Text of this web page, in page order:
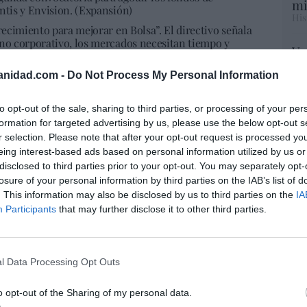
- Do Not Process My Personal Information
opt-out of the sale, sharing to third parties, or processing of your
for targeted advertising by us, please use the below opt-out
selection. Please note that after your opt-out request is processed
interest-based ads based on personal information utilized by us
to third parties prior to your opt-out. You may separately
of your personal information by third parties on the IAB’s list of
This information may also be disclosed by us to third parties on the
Participants that may further disclose it to other third parties.
Data Processing Opt Outs
opt-out of the Sharing of my personal data.
y Envision. (Expansión)
para mejorar en Bolsa”. El directivo señala
corporativo, los mercados necesitan tiempo y
de crecimiento. (Expasión)
dividendos en la banca enfrenta a los
Corte Inglés de la man de al Thani.
en 2023.
al marco de criptos.
la mayor alza de deuda pública de los
si Díaz se queda al margen.
47.000 millones.
compra de luz y gas.